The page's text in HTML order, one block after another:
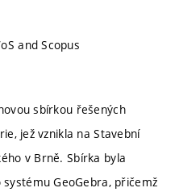
and Scopus
sbírkou řešených
jež vznikla na Stavební
v Brně. Sbírka byla
GeoGebra, přičemž